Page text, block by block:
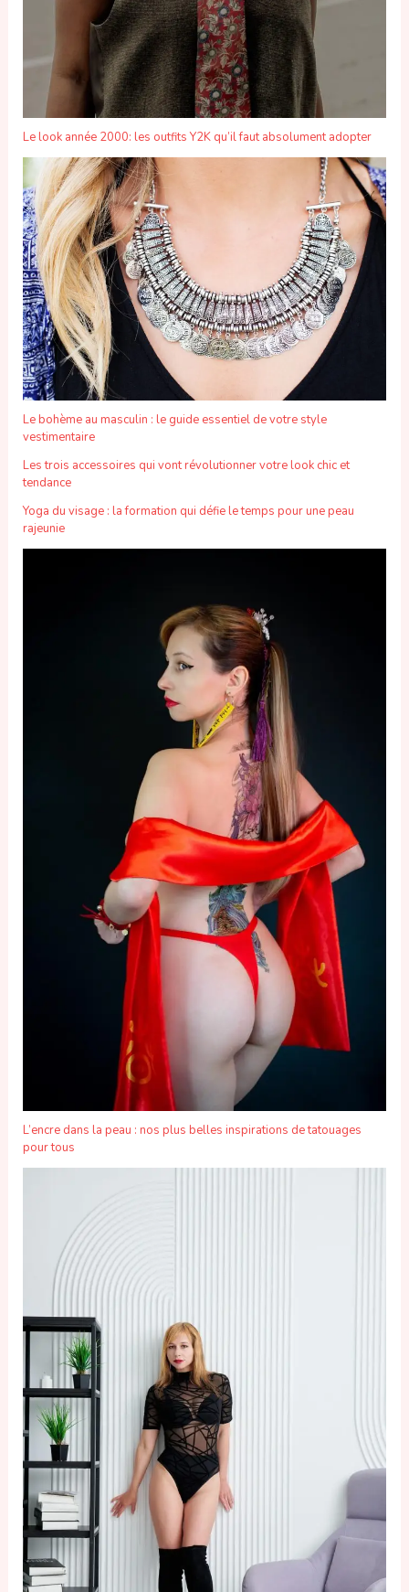
Le look année 2000: les outfits Y2K qu’il faut absolument adopter
Le bohème au masculin : le guide essentiel de votre style
vestimentaire
Les trois accessoires qui vont révolutionner votre look chic et
tendance
Yoga du visage : la formation qui défie le temps pour une peau
rajeunie
L’encre dans la peau : nos plus belles inspirations de tatouages
pour tous